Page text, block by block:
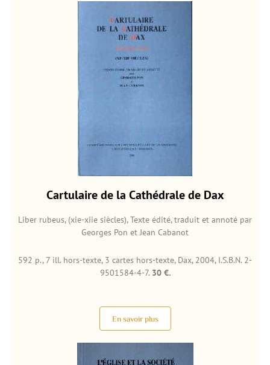
Cartulaire de la Cathédrale de Dax
Liber rubeus, (xie-xiie siècles), Texte édité, traduit et annoté par
Georges Pon et Jean Cabanot
592 p., 7 ill. hors-texte, 3 cartes hors-texte, Dax, 2004, I.S.B.N. 2-
9501584-4-7. 30 €.
En savoir plus